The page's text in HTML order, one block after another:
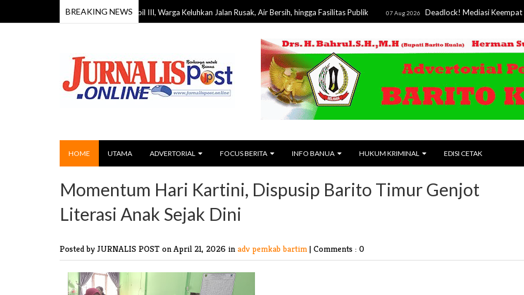
BREAKING NEWS
Reses DPRD Barito Timur Dapil III, Warga Keluhkan Jalan Rusak, Air Bersih, hingga Fasilitas Publik 07 Aug 2026 Deadlock! Mediasi Keempat Sengketa
HOME UTAMA ADVERTORIAL FOCUS BERITA INFO BANUA HUKUM KRIMINAL EDISI CETAK
Momentum Hari Kartini, Dispusip Barito Timur Genjot
Literasi Anak Sejak Dini
Posted by JURNALIS POST on April 21, 2026 in adv pemkab bartim | Comments : 0